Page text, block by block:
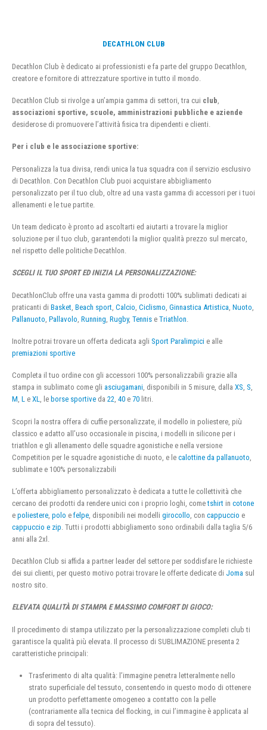
DECATHLON CLUB
Decathlon Club è dedicato ai professionisti e fa parte del gruppo Decathlon,
creatore e fornitore di attrezzature sportive in tutto il mondo.
Decathlon Club si rivolge a un’ampia gamma di settori, tra cui club
associazioni sportive, scuole, amministrazioni pubbliche e aziende
desiderose di promuovere l’attività fisica tra dipendenti e clienti.
Per i club e le associazione sportive:
Personalizza la tua divisa, rendi unica la tua squadra con il servizio esclusivo
di Decathlon. Con Decathlon Club puoi acquistare abbigliamento
personalizzato per il tuo club, oltre ad una vasta gamma di accessori per i tuoi
allenamenti e le tue partite.
Un team dedicato è pronto ad ascoltarti ed aiutarti a trovare la miglior
soluzione per il tuo club, garantendoti la miglior qualità prezzo sul mercato,
nel rispetto delle politiche Decathlon.
SCEGLI IL TUO SPORT ED INIZIA LA PERSONALIZZAZIONE:
DecathlonClub offre una vasta gamma di prodotti 100% sublimati dedicati ai
praticanti di Basket Beach sport Calcio Ciclismo Ginnastica Artistica Nuoto
Pallanuoto Pallavolo Running Rugby, Tennis e Triathlon
Inoltre potrai trovare un offerta dedicata agli Sport Paralimpici e alle
premiazioni sportive
Completa il tuo ordine con gli accessori 100% personalizzabili grazie alla
stampa in sublimato come gli asciugamani, disponibili in 5 misure, dalla XS, S,
M, L e XL, le borse sportive da 22, 40 e 70 litri.
Scopri la nostra offera di cuffie personalizzate, il modello in poliestere, più
classico e adatto all’uso occasionale in piscina, i modelli in silicone per i
triathlon e gli allenamento delle squadre agonistiche e nella versione
Competition per le squadre agonistiche di nuoto, e le calottine da pallanuoto
sublimate e 100% personalizzabili
L’offerta abbigliamento personalizzato è dedicata a tutte le collettività che
cercano dei prodotti da rendere unici con i proprio loghi, cometshirt in cotone
e poliestere polo e felpe , disponibili nei modelli girocollo , con cappuccio e
cappuccio e zip . Tutti i prodotti abbigliamento sono ordinabili dalla taglia 5/6
anni alla 2xl.
Decathlon Club si affida a partner leader del settore per soddisfare le richieste
dei sui clienti, per questo motivo potrai trovare le offerte dedicate di Joma sul
nostro sito.
ELEVATA QUALITÀ DI STAMPA E MASSIMO COMFORT DI GIOCO:
Il procedimento di stampa utilizzato per la personalizzazione completi club ti
garantisce la qualità più elevata. Il processo di SUBLIMAZIONE presenta 2
caratteristiche principali:
Trasferimento di alta qualità: l’immagine penetra letteralmente nello
strato superficiale del tessuto, consentendo in questo modo di ottenere
un prodotto perfettamente omogeneo a contatto con la pelle
(contrariamente alla tecnica del flocking, in cui l’immagine è applicata al
di sopra del tessuto).